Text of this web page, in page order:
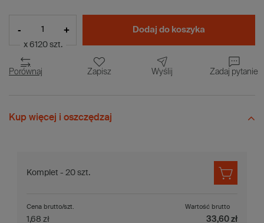
- +
x 6120 szt.
Dodaj do koszyka
Porównaj Zapisz Wyślij Zadaj pytanie
Kup więcej i oszczędzaj
Komplet - 20 szt.
Cena brutto/szt.
1,68 zł
Wartość brutto
33,60 zł